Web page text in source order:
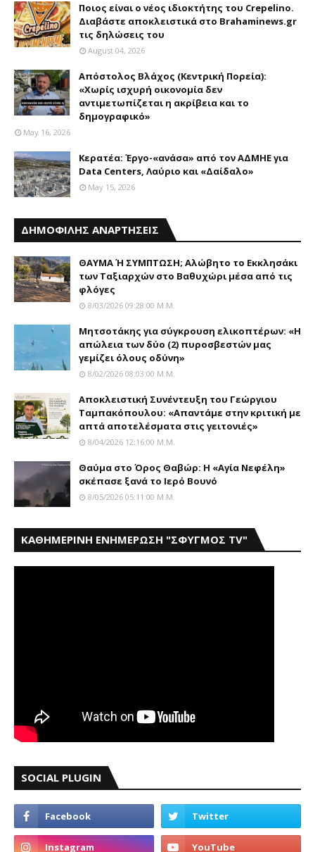
Ποιος είναι ο νέος ιδιοκτήτης του Crepelino.
Διαβάστε αποκλειστικά στο Brahaminews.gr
τις δηλώσεις του
August 04, 2026
Απόστολος Βλάχος (Κεντρική Πορεία):
«Χωρίς ισχυρή οικονομία δεν
αντιμετωπίζεται η ακρίβεια και το
δημογραφικό»
May 16, 2026
Κερατέα: Έργο-«ανάσα» από τον ΑΔΜΗΕ για
Data Centers, Λαύριο και «Δαίδαλο»
May 15, 2026
ΔΗΜΟΦΙΛΗΣ ΑΝΑΡΤΗΣΕΙΣ
ΘΑΥΜΑ Ή ΣΥΜΠΤΩΣΗ; Aλώβητο το Eκκλησάκι
των Tαξιαρχών στο Bαθυχώρι μέσα από τις
φλόγες
8/03/2026 09:28:00 Μ.μ.
Μητσοτάκης για σύγκρουση ελικοπτέρων: «Η
απώλεια των δύο (2) πυροσβεστών μας
γεμίζει όλους οδύνη»
8/02/2026 08:03:00 Μ.μ.
Αποκλειστική Συνέντευξη του Γεώργιου
Ταμπακόπουλου: «Απαντάμε στην κριτική με
απτά αποτελέσματα στις γειτονιές»
8/04/2026 12:16:00 Μ.μ.
Θαύμα στο Όρος Θαβώρ: H «Aγία Nεφέλη»
σκέπασε ξανά το Iερό Bουνό
8/05/2026 05:11:00 Μ.μ.
ΚΑΘΗΜΕΡΙΝΗ ΕΝΗΜΕΡΩΣΗ "ΣΦΥΓΜΟΣ TV"
SOCIAL PLUGIN